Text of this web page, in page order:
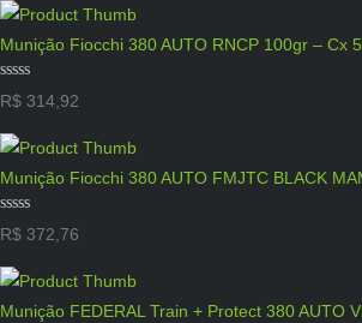
5
Munição Fiocchi 380 AUTO RNCP 100gr – Cx
Avaliação
0
5
R$ 314,92
Munição Fiocchi 380 AUTO FMJTC BLACK
Avaliação
0
5
R$ 372,76
Munição FEDERAL Train + Protect 380 AUTO